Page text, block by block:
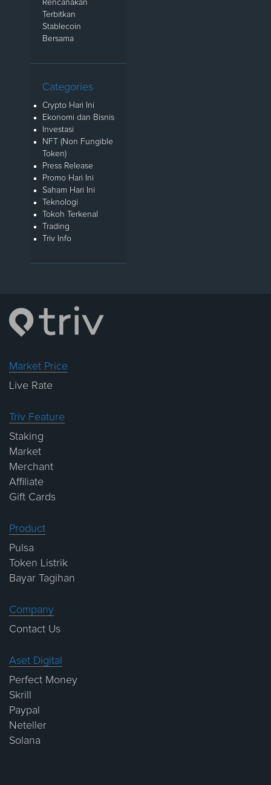
Rencanakan
Terbitkan
Stablecoin
Bersama
Categories
Crypto Hari Ini
Ekonomi dan Bisnis
Investasi
NFT (Non Fungible
Token)
Press Release
Promo Hari Ini
Saham Hari Ini
Teknologi
Tokoh Terkenal
Trading
Triv Info
Market Price
Live Rate
Triv Feature
Staking
Market
Merchant
Affiliate
Gift Cards
Product
Pulsa
Token Listrik
Bayar Tagihan
Company
Contact Us
Aset Digital
Perfect Money
Skrill
Paypal
Neteller
Solana